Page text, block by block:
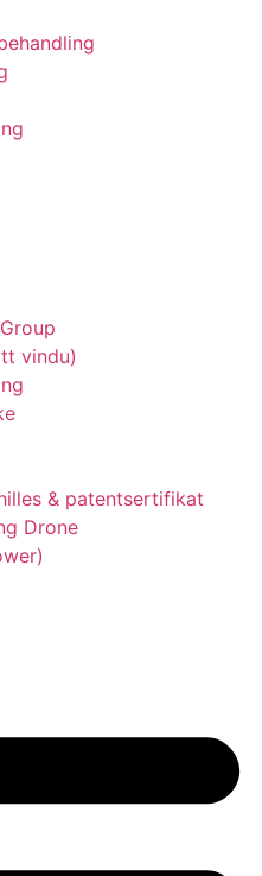
vindu)
& patentsertifikat
Drone